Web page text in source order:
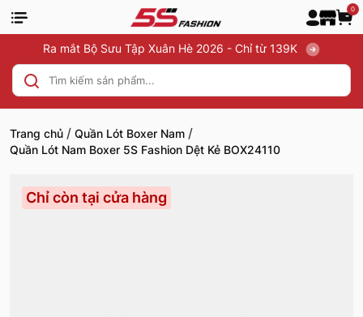
0
Ra mắt Bộ Sưu Tập Xuân Hè 2026 - Chỉ từ 139K
Trang chủ / Quần Lót Boxer Nam /
Quần Lót Nam Boxer 5S Fashion Dệt Kẻ BOX24110
Chỉ còn tại cửa hàng